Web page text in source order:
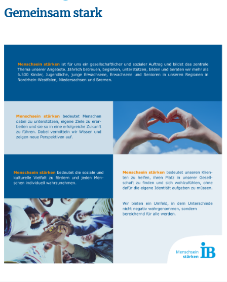
Gemeinsam stark